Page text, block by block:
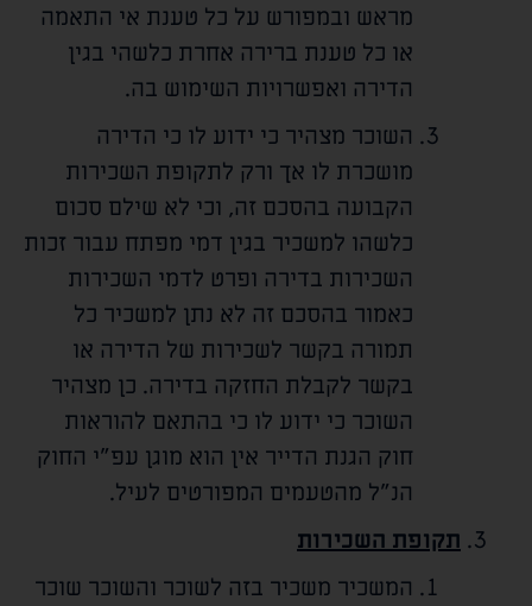
מראש ובמפורש על כל טענת אי התאמה
או כל טענת ברירה אחרת כלשהי בגין
הדירה ואפשרויות השימוש בה.
השוכר מצהיר כי ידוע לו כי הדירה
מושכרת לו אך ורק לתקופת השכירות
הקבועה בהסכם זה, וכי לא שילם סכום
כלשהו למשכיר בגין דמי מפתח עבור זכות
השכירות בדירה ופרט לדמי השכירות
כאמור בהסכם זה לא נתן למשכיר כל
תמורה בקשר לשכירות של הדירה או
בקשר לקבלת החזקה בדירה. כן מצהיר
השוכר כי ידוע לו כי בהתאם להוראות
חוק הגנת הדייר אין הוא מוגן עפ"י החוק
הנ"ל מהטעמים המפורטים לעיל.
תקופת השכירות
המשכיר משכיר בזה לשוכר והשוכר שוכר